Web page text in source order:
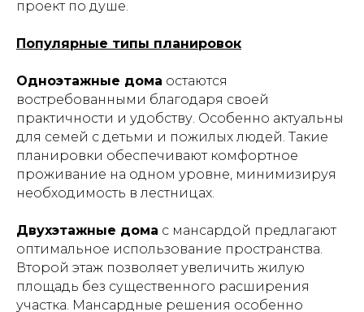
проект по душе.
Популярные типы планировок
Одноэтажные дома остаются
востребованными благодаря своей
практичности и удобству. Особенно актуальны
для семей с детьми и пожилых людей. Такие
планировки обеспечивают комфортное
проживание на одном уровне, минимизируя
необходимость в лестницах.
Двухэтажные дома с мансардой предлагают
оптимальное использование пространства.
Второй этаж позволяет увеличить жилую
площадь без существенного расширения
участка. Мансардные решения особенно